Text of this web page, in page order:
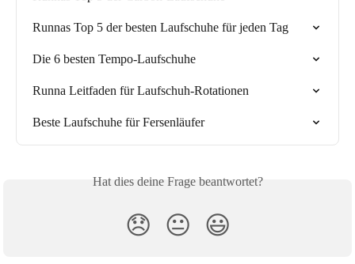
Runnas Top 5 der besten Laufschuhe für jeden Tag
Die 6 besten Tempo-Laufschuhe
Runna Leitfaden für Laufschuh-Rotationen
Beste Laufschuhe für Fersenläufer
Hat dies deine Frage beantwortet?
😞 😐 😃